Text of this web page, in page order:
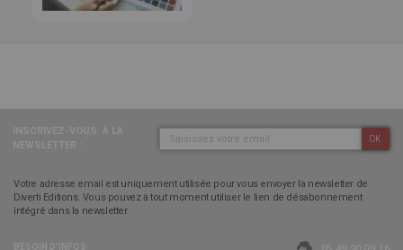
OK
Votre adresse email est uniquement utilisée pour vous envoyer la newsletter de
Diverti Editions. Vous pouvez à tout moment utiliser le lien de désabonnement
intégré dans la newsletter.